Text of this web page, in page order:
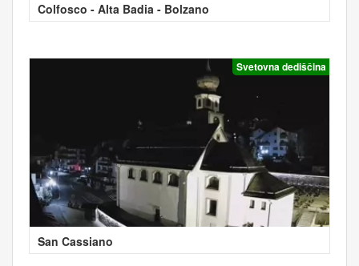
Colfosco - Alta Badia - Bolzano
Svetovna dediščina
San Cassiano